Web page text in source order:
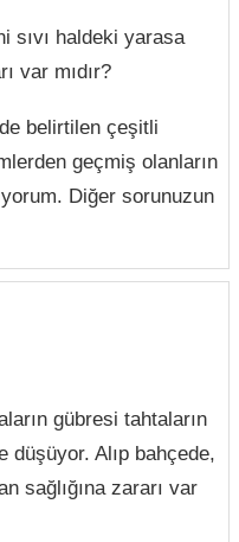
sıvı haldeki yarasa
var mıdır?
belirtilen çeşitli
geçmiş olanların
Diğer sorunuzun
gübresi tahtaların
düşüyor. Alıp bahçede,
sağlığına zararı var